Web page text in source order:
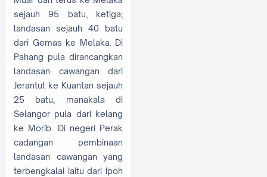
sejauh 95 batu, ketiga;
landasan sejauh 40 batu
dari Gemas ke Melaka. Di
Pahang pula dirancangkan
landasan cawangan dari
Jerantut ke Kuantan sejauh
25 batu, manakala di
Selangor pula dari kelang
ke Morib. Di negeri Perak
cadangan pembinaan
landasan cawangan yang
terbengkalai iaitu dari Ipoh